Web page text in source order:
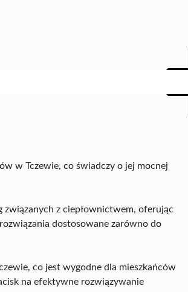
w Tczewie, co świadczy o jej mocnej
związanych z ciepłownictwem, oferując
dostosowane zarówno do
co jest wygodne dla mieszkańców
na efektywne rozwiązywanie